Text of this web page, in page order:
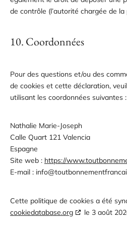
de contrôle (l’autorité chargée de
10. Coordonnées
Pour des questions et/ou des
de cookies et cette déclaration,
utilisant les coordonnées suivantes :
Nathalie Marie-Joseph
Calle Quart 121 Valencia
Espagne
Site web : https://
E-mail : info@
Cette politique de cookies a été
cookiedatabase.org
le 3 août